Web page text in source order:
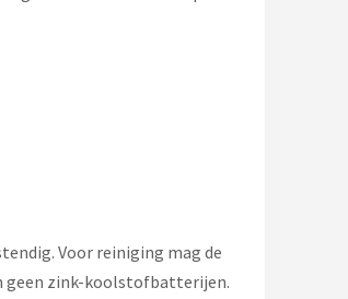
Voor reiniging mag de
geen zink-koolstofbatterijen.